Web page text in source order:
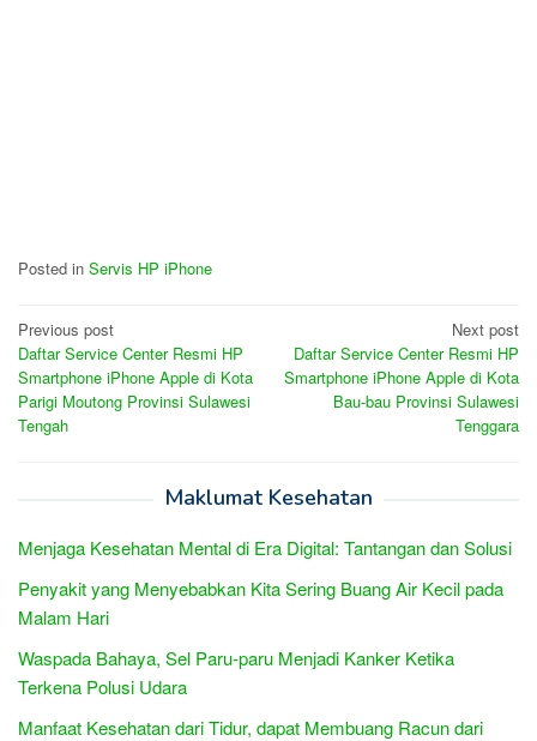
Posted in Servis HP iPhone
Post
navigation
Previous post
Daftar Service Center Resmi HP
Smartphone iPhone Apple di Kota
Parigi Moutong Provinsi Sulawesi
Tengah
Next post
Daftar Service Center Resmi HP
Smartphone iPhone Apple di Kota
Bau-bau Provinsi Sulawesi
Tenggara
Maklumat Kesehatan
Menjaga Kesehatan Mental di Era Digital: Tantangan dan Solusi
Penyakit yang Menyebabkan Kita Sering Buang Air Kecil pada
Malam Hari
Waspada Bahaya, Sel Paru-paru Menjadi Kanker Ketika
Terkena Polusi Udara
Manfaat Kesehatan dari Tidur, dapat Membuang Racun dari